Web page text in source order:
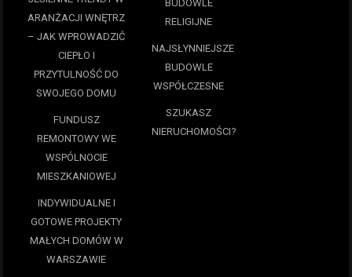
ARANŻACJI WNĘTRZ
– JAK WPROWADZIĆ
CIEPŁO I
PRZYTULNOŚĆ DO
SWOJEGO DOMU
FUNDUSZ
REMONTOWY WE
WSPÓLNOCIE
MIESZKANIOWEJ
INDYWIDUALNE I
GOTOWE PROJEKTY
MAŁYCH DOMÓW W
WARSZAWIE
BUDOWLE
RELIGIJNE
NAJSŁYNNIEJSZE
BUDOWLE
WSPÓŁCZESNE
SZUKASZ
NIERUCHOMOŚCI?